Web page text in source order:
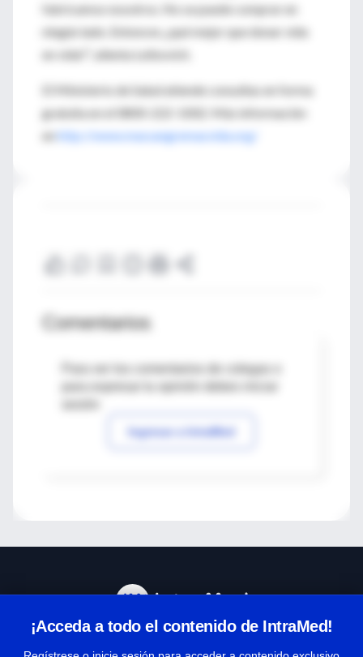
fabricamos nosotros. No se puede comprar en
ningún lado. Entonces ¿qué mejor que donar vida
en vida?”, alienta Leibovich.
El Ministerio de Salud atiende consultas en forma
gratuita en el 0800-222-1002. Más información
en http://www.massangremasvida.org/
Comentarios
Para ver los comentarios de colegas o
Ingresar a IntraMed
¡Acceda a todo el contenido de IntraMed!